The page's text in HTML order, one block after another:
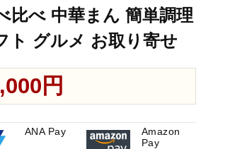
比べ 中華まん 簡単調理
ト グルメ お取り寄せ
円
ANA Pay
Amazon
Pay